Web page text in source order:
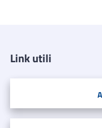
Link utili